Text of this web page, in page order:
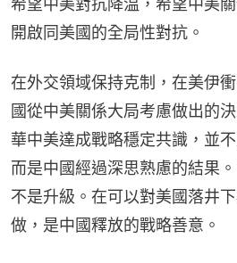
希望中美對抗降温，希望中美
開啟同美國的全局性對抗。
在外交領域保持克制，在美伊
國從中美關係大局考慮做出的
華中美達成戰略穩定共識，並
而是中國經過深思熟慮的結果
不是升級。在可以對美國落井
做，是中國釋放的戰略善意。